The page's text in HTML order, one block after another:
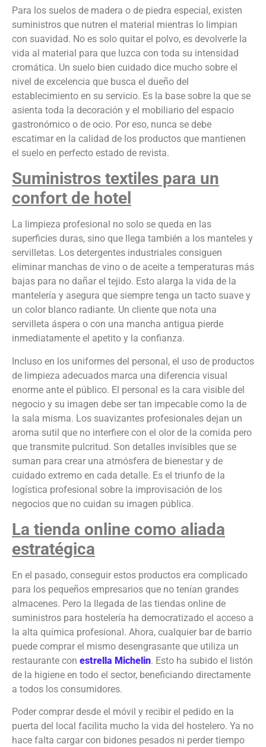
Para los suelos de madera o de piedra especial, existen
suministros que nutren el material mientras lo limpian
con suavidad. No es solo quitar el polvo, es devolverle la
vida al material para que luzca con toda su intensidad
cromática. Un suelo bien cuidado dice mucho sobre el
nivel de excelencia que busca el dueño del
establecimiento en su servicio. Es la base sobre la que se
asienta toda la decoración y el mobiliario del espacio
gastronómico o de ocio. Por eso, nunca se debe
escatimar en la calidad de los productos que mantienen
el suelo en perfecto estado de revista.
Suministros textiles para un
confort de hotel
La limpieza profesional no solo se queda en las
superficies duras, sino que llega también a los manteles y
servilletas. Los detergentes industriales consiguen
eliminar manchas de vino o de aceite a temperaturas más
bajas para no dañar el tejido. Esto alarga la vida de la
mantelería y asegura que siempre tenga un tacto suave y
un color blanco radiante. Un cliente que nota una
servilleta áspera o con una mancha antigua pierde
inmediatamente el apetito y la confianza.
Incluso en los uniformes del personal, el uso de productos
de limpieza adecuados marca una diferencia visual
enorme ante el público. El personal es la cara visible del
negocio y su imagen debe ser tan impecable como la de
la sala misma. Los suavizantes profesionales dejan un
aroma sutil que no interfiere con el olor de la comida pero
que transmite pulcritud. Son detalles invisibles que se
suman para crear una atmósfera de bienestar y de
cuidado extremo en cada detalle. Es el triunfo de la
logística profesional sobre la improvisación de los
negocios que no cuidan su imagen pública.
La tienda online como aliada
estratégica
En el pasado, conseguir estos productos era complicado
para los pequeños empresarios que no tenían grandes
almacenes. Pero la llegada de las tiendas online de
suministros para hostelería ha democratizado el acceso a
la alta química profesional. Ahora, cualquier bar de barrio
puede comprar el mismo desengrasante que utiliza un
restaurante con estrella Michelin. Esto ha subido el listón
de la higiene en todo el sector, beneficiando directamente
a todos los consumidores.
Poder comprar desde el móvil y recibir el pedido en la
puerta del local facilita mucho la vida del hostelero. Ya no
hace falta cargar con bidones pesados ni perder tiempo